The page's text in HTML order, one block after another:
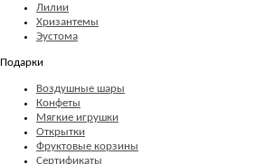
Лилии
Хризантемы
Эустома
Подарки
Воздушные шары
Конфеты
Мягкие игрушки
Открытки
Фруктовые корзины
Сертификаты